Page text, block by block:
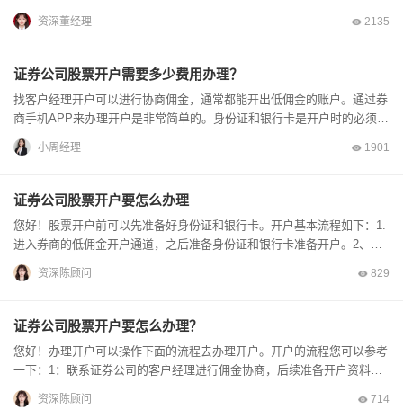
业部，此外在联系客户经理询问佣金的时候。银行...
资深董经理 2135
证券公司股票开户需要多少费用办理？
找客户经理开户可以进行协商佣金，通常都能开出低佣金的账户。通过券
商手机APP来办理开户是非常简单的。身份证和银行卡是开户时的必须证
件，下载券商APP根据提示完成开户就行了的。...
小周经理 1901
证券公司股票开户要怎么办理
您好！股票开户前可以先准备好身份证和银行卡。开户基本流程如下：1.
进入券商的低佣金开户通道，之后准备身份证和银行卡准备开户。2、确
定您营业部和推荐人这些对不对。3、拍摄身份证...
资深陈顾问 829
证券公司股票开户要怎么办理？
您好！办理开户可以操作下面的流程去办理开户。开户的流程您可以参考
一下：1：联系证券公司的客户经理进行佣金协商，后续准备开户资料。
2.填入手机号并输入手机号获取的短信验证码。3...
资深陈顾问 714